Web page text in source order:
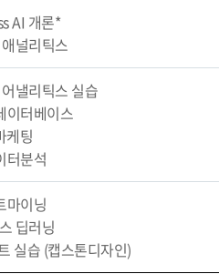
AI 개론*
널리틱스
낼리틱스 실습
이터베이스
케팅
터분석
마이닝
딥러닝
실습 (캡스톤디자인)